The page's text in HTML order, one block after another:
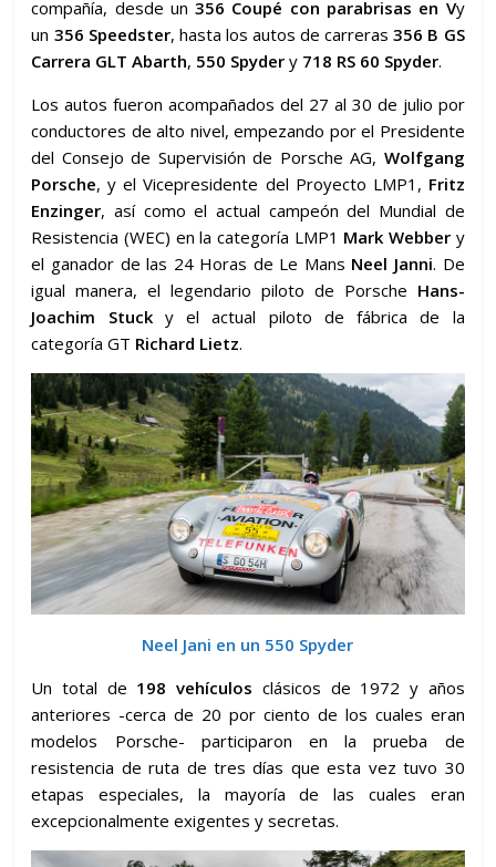
compañía, desde un356 Coupé con parabrisas en Vy
un 356 Speedster, hasta los autos de carreras356 B GS
Carrera GLT Abarth, 550 Spyder y 718 RS 60 Spyder.
Los autos fueron acompañados del 27 al 30 de julio por
conductores de alto nivel, empezando por el Presidente
del Consejo de Supervisión de Porsche AG, Wolfgang
Porsche, y el Vicepresidente del Proyecto LMP1, Fritz
Enzinger, así como el actual campeón del Mundial de
Resistencia (WEC) en la categoría LMP1 Mark Webbery
el ganador de las 24 Horas de Le Mans Neel Janni. De
igual manera, el legendario piloto de Porsche Hans-
Joachim Stucky el actual piloto de fábrica de la
categoría GT Richard Lietz.
Neel Jani en un 550 Spyder
Un total de 198 vehículos clásicos de 1972 y años
anteriores -cerca de 20 por ciento de los cuales eran
modelos Porsche- participaron en la prueba de
resistencia de ruta de tres días que esta vez tuvo 30
etapas especiales, la mayoría de las cuales eran
excepcionalmente exigentes y secretas.